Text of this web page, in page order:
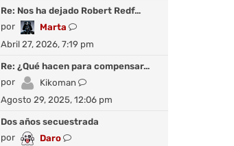
s
a
j
m
e
s
a
j
ú
l
i
o
m
e
s
a
Re: Nos ha dejado Robert Redf…
por
Marta
V
e
ú
l
i
m
Abril 27, 2026, 7:19 pm
Re: ¿Qué hacen para compensar…
por
Kikoman
V
e
ú
Agosto 29, 2025, 12:06 pm
Dos años secuestrada
por
Daro
V